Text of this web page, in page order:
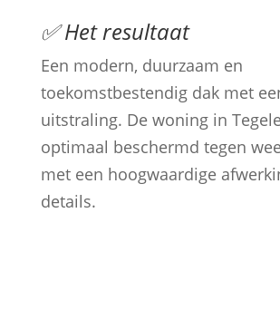
✅ Het resultaat
Een modern, duurzaam en
toekomstbestendig dak met
uitstraling. De woning in
optimaal beschermd tegen
met een hoogwaardige
details.